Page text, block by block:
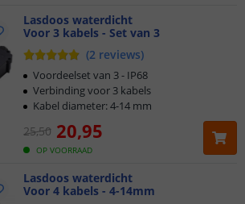
Lasdoos waterdicht
Voor 3 kabels - Set van 3
(2 reviews)
OP VOORRAAD
25,50 20,95
Voordeelset van 3 - IP68
Verbinding voor 3 kabels
Kabel diameter: 4-14 mm
Lasdoos waterdicht
Voor 4 kabels - 4-14mm